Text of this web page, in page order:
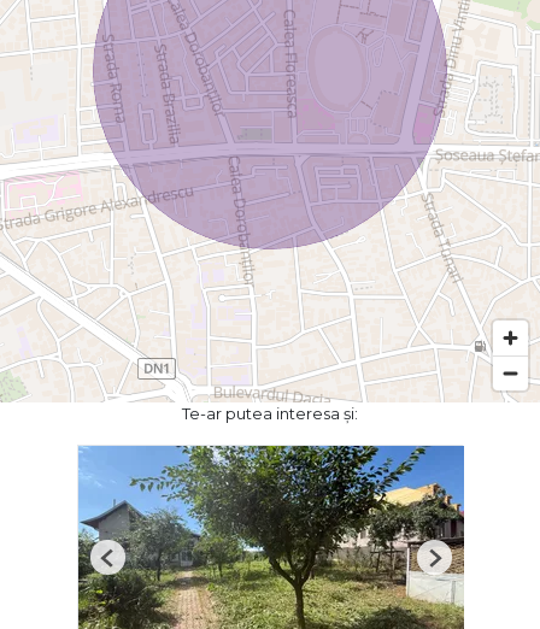
Te-ar putea interesa și:
Previous Next